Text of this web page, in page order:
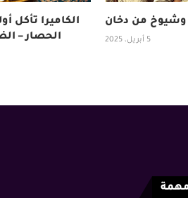
الكاميرا تأكل
الحصار –
من دخان
5 أبريل، 2025